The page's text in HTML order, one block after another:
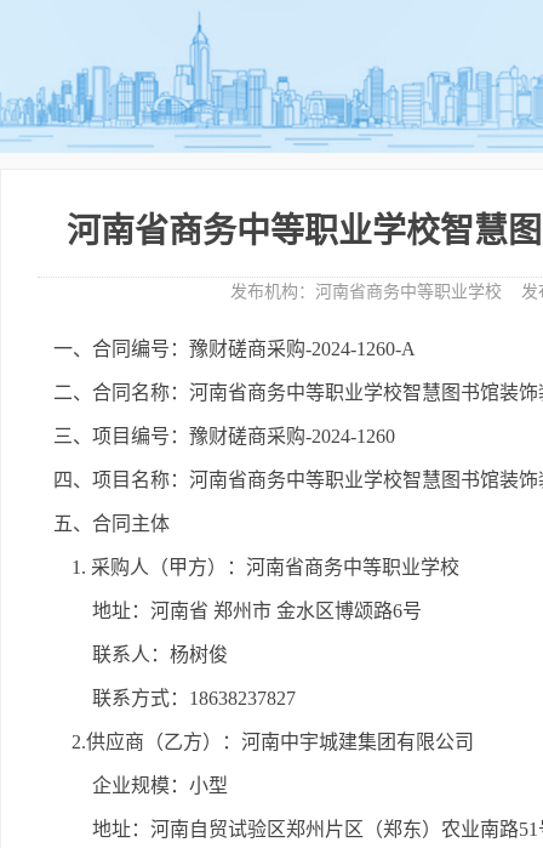
河南省商务中等职业学校智慧
发布机构： 河南省商务中等职业学校 发
一、合同编号：豫财磋商采购-2024-1260-A
二、合同名称：河南省商务中等职业学校智慧图书馆装
三、项目编号：豫财磋商采购-2024-1260
四、项目名称：河南省商务中等职业学校智慧图书馆装
五、合同主体
1. 采购人（甲方）：河南省商务中等职业学校
地址：河南省 郑州市 金水区博颂路6号
联系人：杨树俊
联系方式：18638237827
2.供应商（乙方）：河南中宇城建集团有限公司
企业规模：小型
地址：河南自贸试验区郑州片区（郑东）农业南路51